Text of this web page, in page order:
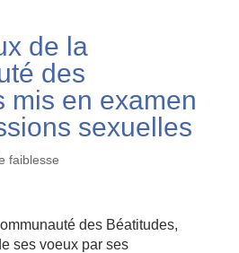
de la
des
mis en examen
sexuelles
faiblesse
des Béatitudes,
ses voeux par ses